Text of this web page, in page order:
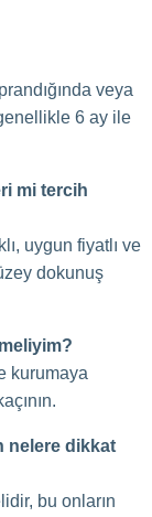
veya
6 ay ile
mi tercih
uygun fiyatlı ve
dokunuş
kurumaya
nelere dikkat
bu onların